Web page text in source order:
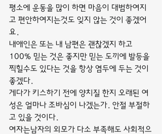
평소에 운동을 많이 하면 마음이 대범하여지
고 편안하여지는것도 잊지 않는 것이 좋겠어
요.
내애인은 또는 내 남편은 괜찮겠지 하고
100% 믿는 것은 좋지만 믿는 도끼에 발등을
찍힐수도 있다는 것을 항상 염두에 두는 것이
좋겠다.
게다가 키스하기 전에 양치질 한지 오래된 여
성은 얼마나 조바심이 나겠는가. 안절 부절하
고 있을 것이다.
여자는남자의 외모가 다소 부족해도 사회적으